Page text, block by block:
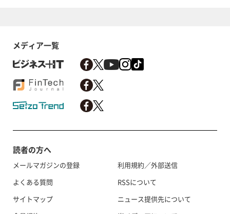
メディア一覧
読者の方へ
メールマガジンの登録
よくある質問
サイトマップ
利用規約／外部送信
RSSについて
ニュース提供先について